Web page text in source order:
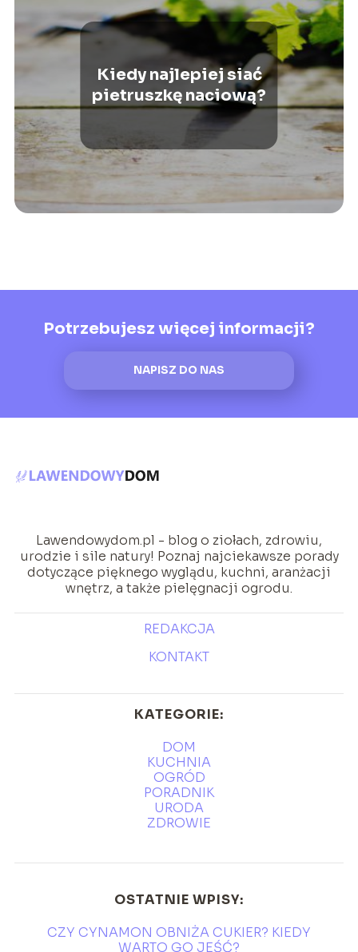
Kiedy najlepiej siać
pietruszkę naciową?
Potrzebujesz więcej informacji?
NAPISZ DO NAS
Lawendowydom.pl - blog o ziołach, zdrowiu,
urodzie i sile natury! Poznaj najciekawsze porady
dotyczące pięknego wyglądu, kuchni, aranżacji
wnętrz, a także pielęgnacji ogrodu.
REDAKCJA
KONTAKT
KATEGORIE:
DOM
KUCHNIA
OGRÓD
PORADNIK
URODA
ZDROWIE
OSTATNIE WPISY:
CZY CYNAMON OBNIŻA CUKIER? KIEDY
WARTO GO JEŚĆ?